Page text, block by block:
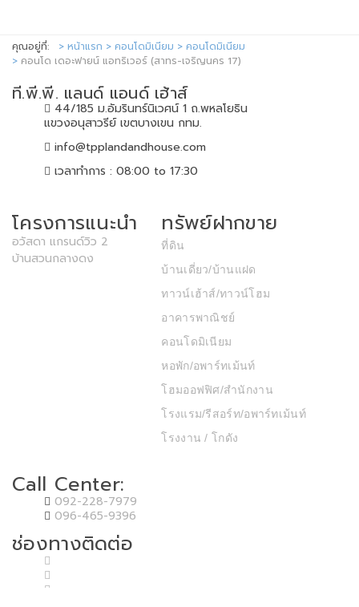
คุณอยู่ที่: หน้าแรก คอนโดมิเนียม
คอนโดมิเนียม
คอนโด เดอะฟายน์ แอทริเวอร์ (สาทร-เจริญนคร 17)
ที.พี.พี. แลนด์ แอนด์ เฮ้าส์
44/185 ม.อัมรินทร์นิเวศน์ 1 ถ.พหลโยธิน
แขวงอนุสาวรีย์ เขตบางเขน กทม.
info@tpplandandhouse.com
เวลาทำการ : 08:00 to 17:30
โครงการแนะนำ
อวัสดา แกรนด์วิว 2
บ้านสวนกลางดง
ทรัพย์ฝากขาย
ที่ดิน
บ้านเดี่ยว/บ้านแฝด
ทาวน์เฮ้าส์/ทาวน์โฮม
อาคารพาณิชย์
คอนโดมิเนียม
หอพัก/อพาร์ทเม้นท์
โฮมออฟฟิศ/สำนักงาน
โรงแรม/รีสอร์ท/อพาร์ทเม้นท์
โรงงาน / โกดัง
Call Center:
092-228-7979
096-465-9396
ช่องทางติดต่อ